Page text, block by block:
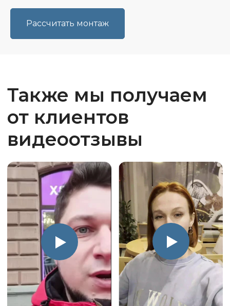
Рассчитать монтаж
определили по фото, видео и плану
Тут же менеджером было
мест для установки как внутреннего
блока, так и наружного блока. Затем
моделей) кондиционеров и расчёт
по стоимости установки.
Выбрали несколько, связались,
получили исчерпывающую
консультацию. Несмотря на горячий
сезон, монтаж смогли назначить
через 2 дня.
Свежие акции